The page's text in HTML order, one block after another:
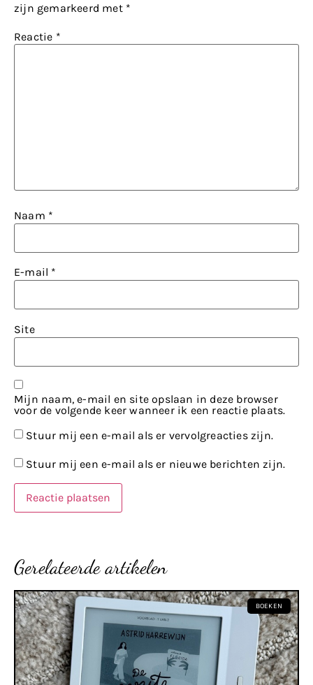
zijn gemarkeerd met *
Reactie *
Naam *
E-mail *
Site
Mijn naam, e-mail en site opslaan in deze browser
voor de volgende keer wanneer ik een reactie plaats.
Stuur mij een e-mail als er vervolgreacties zijn.
Stuur mij een e-mail als er nieuwe berichten zijn.
Gerelateerde artikelen
BOEKEN